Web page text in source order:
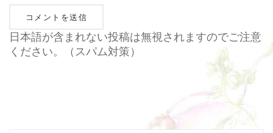
日本語が含まれない投稿は無視されますのでご注意
ください。（スパム対策）